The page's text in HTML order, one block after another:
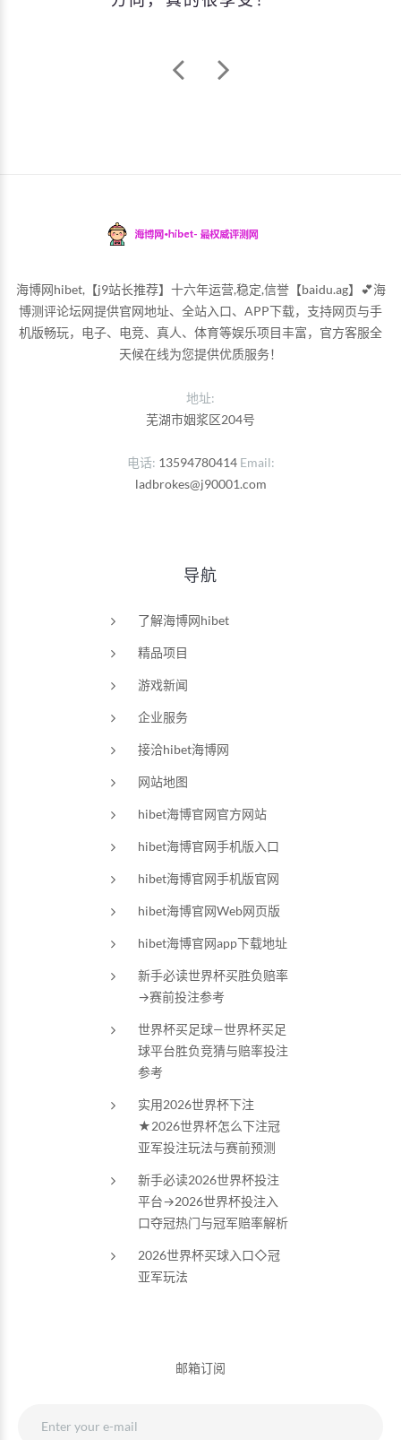
海博网hibet,【j9站长推荐】十六年运营,稳定,信誉【baidu.ag】💕海
博测评论坛网提供官网地址、全站入口、APP下载，支持网页与手
机版畅玩，电子、电竞、真人、体育等娱乐项目丰富，官方客服全
天候在线为您提供优质服务！
地址:
芜湖市姻浆区204号
电话 13594780414 Email
ladbrokes@j90001.com
导航
了解海博网hibet
精品项目
游戏新闻
企业服务
接洽hibet海博网
网站地图
hibet海博官网官方网站
hibet海博官网手机版入口
hibet海博官网手机版官网
hibet海博官网Web网页版
hibet海博官网app下载地址
新手必读世界杯买胜负赔率
→赛前投注参考
世界杯买足球—世界杯买足
球平台胜负竞猜与赔率投注
参考
实用2026世界杯下注
★2026世界杯怎么下注冠
亚军投注玩法与赛前预测
新手必读2026世界杯投注
平台→2026世界杯投注入
口夺冠热门与冠军赔率解析
2026世界杯买球入口◇冠
亚军玩法
邮箱订阅